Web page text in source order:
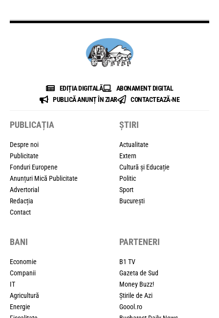
EDIȚIA DIGITALĂ
ABONAMENT DIGITAL
PUBLICĂ ANUNȚ ÎN ZIAR
CONTACTEAZĂ-NE
PUBLICAȚIA
Despre noi
Publicitate
Fonduri Europene
Anunțuri Mică Publicitate
Advertorial
Redacția
Contact
ȘTIRI
Actualitate
Extern
Cultură și Educație
Politic
Sport
București
BANI
Economie
Companii
IT
Agricultură
Energie
PARTENERI
B1 TV
Gazeta de Sud
Money Buzz!
Știrile de Azi
Goool.ro